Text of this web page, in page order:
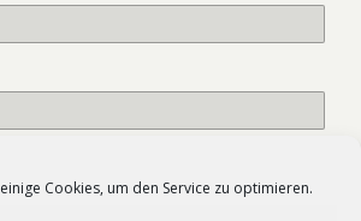
Cookies, um den Service zu optimieren.